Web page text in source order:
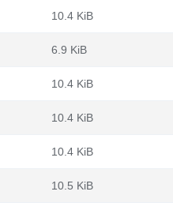
10.4 KiB
6.9 KiB
10.4 KiB
10.4 KiB
10.4 KiB
10.5 KiB